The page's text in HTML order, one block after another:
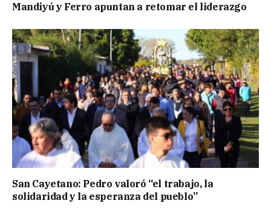
Mandiyú y Ferro apuntan a retomar el liderazgo
San Cayetano: Pedro valoró “el trabajo, la
solidaridad y la esperanza del pueblo”